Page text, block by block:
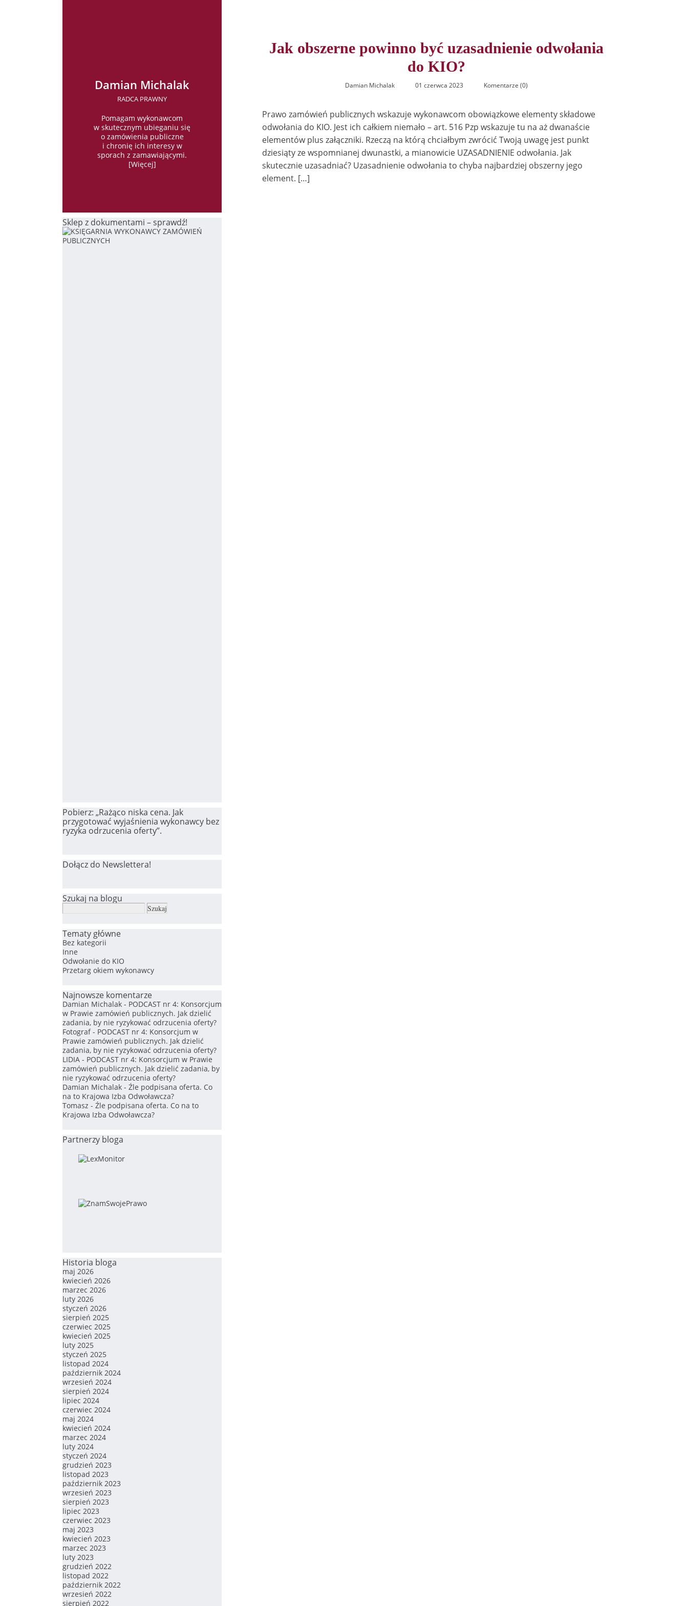
Jak obszerne powinno być uzasadnienie odwołania
do KIO?
Damian Michalak 01 czerwca 2023 Komentarze (0)
Prawo zamówień publicznych wskazuje wykonawcom obowiązkowe elementy składowe
odwołania do KIO. Jest ich całkiem niemało – art. 516 Pzp wskazuje tu na aż dwanaście
elementów plus załączniki. Rzeczą na którą chciałbym zwrócić Twoją uwagę jest punkt
dziesiąty ze wspomnianej dwunastki, a mianowicie UZASADNIENIE odwołania. Jak
skutecznie uzasadniać? Uzasadnienie odwołania to chyba najbardziej obszerny jego
element. […]
Damian Michalak
RADCA PRAWNY
Pomagam wykonawcom
w skutecznym ubieganiu się
o zamówienia publiczne
i chronię ich interesy w
sporach z zamawiającymi.
[Więcej]
Sklep z dokumentami – sprawdź!
Pobierz: „Rażąco niska cena. Jak
przygotować wyjaśnienia wykonawcy bez
ryzyka odrzucenia oferty”.
Dołącz do Newslettera!
Szukaj na blogu
Tematy główne
Bez kategorii
Inne
Odwołanie do KIO
Przetarg okiem wykonawcy
Najnowsze komentarze
Damian Michalak - PODCAST nr 4: Konsorcjum
w Prawie zamówień publicznych. Jak dzielić
zadania, by nie ryzykować odrzucenia oferty?
Fotograf- PODCAST nr 4: Konsorcjum w
Prawie zamówień publicznych. Jak dzielić
zadania, by nie ryzykować odrzucenia oferty?
LIDIA - PODCAST nr 4: Konsorcjum w Prawie
zamówień publicznych. Jak dzielić zadania, by
nie ryzykować odrzucenia oferty?
Damian Michalak - Źle podpisana oferta. Co
na to Krajowa Izba Odwoławcza?
Tomasz - Źle podpisana oferta. Co na to
Krajowa Izba Odwoławcza?
Partnerzy bloga
Historia bloga
maj 2026
kwiecień 2026
marzec 2026
luty 2026
styczeń 2026
sierpień 2025
czerwiec 2025
kwiecień 2025
luty 2025
styczeń 2025
listopad 2024
październik 2024
wrzesień 2024
sierpień 2024
lipiec 2024
czerwiec 2024
maj 2024
kwiecień 2024
marzec 2024
luty 2024
styczeń 2024
grudzień 2023
listopad 2023
październik 2023
wrzesień 2023
sierpień 2023
lipiec 2023
czerwiec 2023
maj 2023
kwiecień 2023
marzec 2023
luty 2023
grudzień 2022
listopad 2022
październik 2022
wrzesień 2022
sierpień 2022